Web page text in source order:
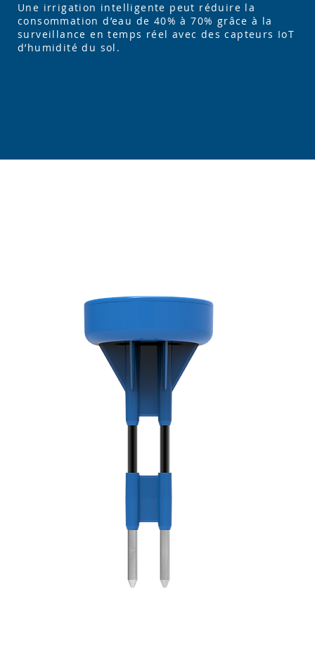
Une irrigation intelligente peut réduire la
consommation d’eau de 40% à 70% grâce à la
surveillance en temps réel avec des capteurs IoT
d’humidité du sol.